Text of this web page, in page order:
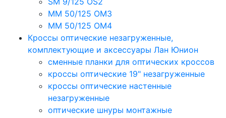
MM 50/125 OM3
MM 50/125 OM4
Кроссы оптические незагруженные,
комплектующие и аксессуары Лан Юнион
сменные планки для оптических кроссов
кроссы оптические 19" незагруженные
кроссы оптические настенные
незагруженные
оптические шнуры монтажные